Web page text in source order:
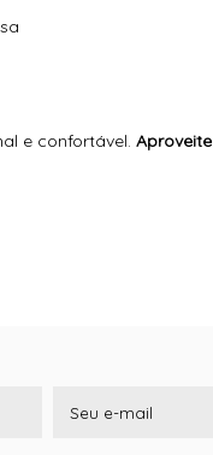
e confortável.